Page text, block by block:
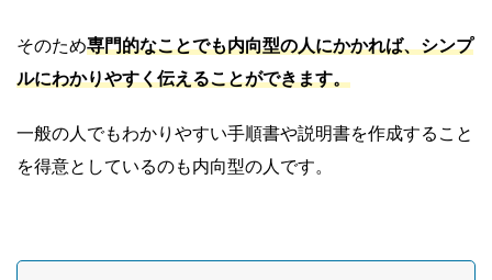
そのため専門的なことでも内向型の人にかかれば、シンプ
ルにわかりやすく伝えることができます。
一般の人でもわかりやすい手順書や説明書を作成すること
を得意としているのも内向型の人です。